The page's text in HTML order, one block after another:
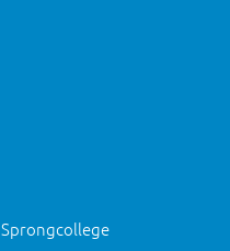
Sprongcollege